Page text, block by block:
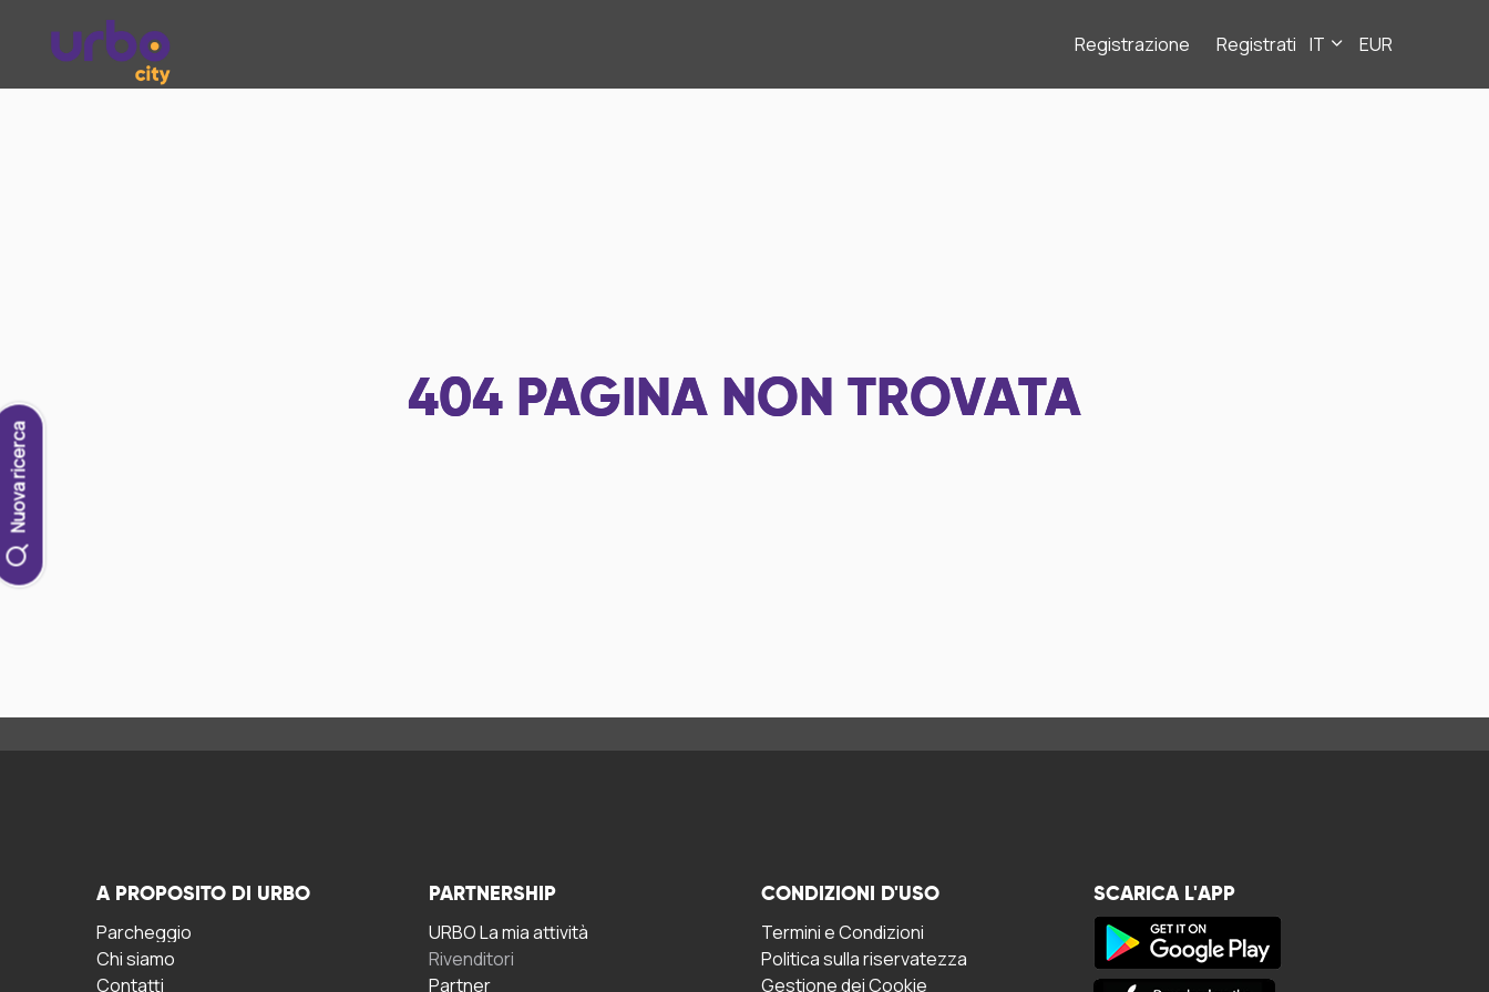
Registrazione Registrati IT EUR
Nuova ricerca
404 PAGINA NON TROVATA
A PROPOSITO DI URBO
Parcheggio
Chi siamo
Contatti
PARTNERSHIP
URBO La mia attività
Rivenditori
Partner
CONDIZIONI D'USO
Termini e Condizioni
Politica sulla riservatezza
Gestione dei Cookie
SCARICA L'APP